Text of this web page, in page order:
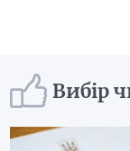
Вибір